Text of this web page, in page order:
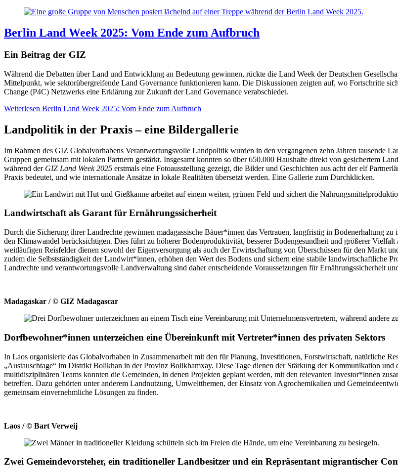
Berlin Land Week 2025: Vom Ende zum Aufbruch
Ein Beitrag der GIZ
Während die Debatten über Land und Entwicklung an Bedeutung gewinnen, rückte die Land Week der Deutschen
Mittelpunkt, wie sektorübergreifende Land Governance funktionieren kann. Die Diskussionen zeigten auf, wo Fortschritte
Change (P4C) Netzwerks eine Erklärung zur Zukunft der Land Governance verabschiedet.
Weiterlesen Berlin Land Week 2025: Vom Ende zum Aufbruch
Landpolitik in der Praxis – eine Bildergallerie
Im Rahmen des GIZ Globalvorhabens Verantwortungsvolle Landpolitik wurden in den vergangenen zehn Jahren tausende
Gruppen gemeinsam mit lokalen Partnern gestärkt. Insgesamt konnten so über 650.000 Haushalte direkt von gesichertem
während der GIZ Land Week 2025 erstmals eine Fotoausstellung gezeigt, die Bilder und Geschichten aus acht der elf
Praxis bedeutet, und wie internationale Ansätze in lokale Realitäten übersetzt werden. Eine Gallerie zum Durchklicken.
Landwirtschaft als Garant für Ernährungssicherheit
Durch die Sicherung ihrer Landrechte gewinnen madagassische Bäuer*innen das Vertrauen, langfristig in Bodenerhaltung
den Klimawandel berücksichtigen. Dies führt zu höherer Bodenproduktivität, besserer Bodengesundheit und größerer
weitläufigen Reisfelder dienen sowohl der Eigenversorgung als auch der Erwirtschaftung von Überschüssen für den Markt
zudem die Selbstständigkeit der Landwirt*innen, erhöhen den Wert des Bodens und sichern eine stabile landwirtschaftliche
Landrechte und verantwortungsvolle Landverwaltung sind daher entscheidende Voraussetzungen für Ernährungssicherheit
Madagaskar / © GIZ Madagascar
Dorfbewohner*innen unterzeichen eine Übereinkunft mit Vertreter*innen des privaten Sektors
In Laos organisierte das Globalvorhaben in Zusammenarbeit mit den für Planung, Investitionen, Forstwirtschaft, natürliche
„Austauschtage“ im Distrikt Bolikhan in der Provinz Bolikhamxay. Diese Tage dienen der Stärkung der Kommunikation
multidisziplinären Teams konnten die Gemeinden, in denen Projekten geplant werden, mit den relevanten Investor*innen
betreffen. Dazu gehörten unter anderem Landnutzung, Umweltthemen, der Einsatz von Agrochemikalien und
gemeinsam einvernehmliche Lösungen zu finden.
Laos / © Bart Verweij
Zwei Gemeindevorsteher, ein traditioneller Landbesitzer und ein Repräsentant migrantischer